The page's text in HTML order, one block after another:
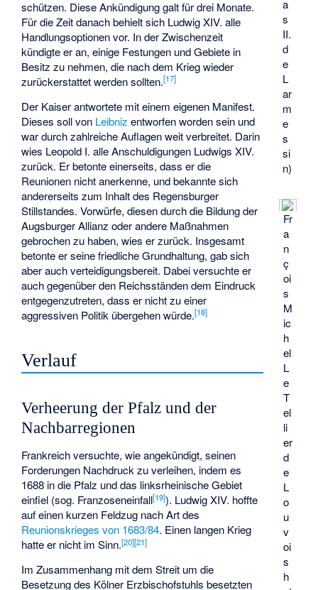
a
s
II.
d
e
L
ar
m
e
s
si
n)
Fr
a
n
ç
oi
s
M
ic
h
el
L
e
T
el
li
er
d
e
L
o
u
v
oi
s
h
schützen. Diese Ankündigung galt für drei Monate.
Für die Zeit danach behielt sich Ludwig XIV. alle
Handlungsoptionen vor. In der Zwischenzeit
kündigte er an, einige Festungen und Gebiete in
Besitz zu nehmen, die nach dem Krieg wieder
zurückerstattet werden sollten.[17]
Der Kaiser antwortete mit einem eigenen Manifest.
Dieses soll von Leibniz entworfen worden sein und
war durch zahlreiche Auflagen weit verbreitet. Darin
wies Leopold I. alle Anschuldigungen Ludwigs XIV.
zurück. Er betonte einerseits, dass er die
Reunionen nicht anerkenne, und bekannte sich
andererseits zum Inhalt des Regensburger
Stillstandes. Vorwürfe, diesen durch die Bildung der
Augsburger Allianz oder andere Maßnahmen
gebrochen zu haben, wies er zurück. Insgesamt
betonte er seine friedliche Grundhaltung, gab sich
aber auch verteidigungsbereit. Dabei versuchte er
auch gegenüber den Reichsständen dem Eindruck
entgegenzutreten, dass er nicht zu einer
aggressiven Politik übergehen würde.[18]
Verlauf
Verheerung der Pfalz und der
Nachbarregionen
Frankreich versuchte, wie angekündigt, seinen
Forderungen Nachdruck zu verleihen, indem es
1688 in die Pfalz und das linksrheinische Gebiet
einfiel (sog. Franzoseneinfall[19]). Ludwig XIV. hoffte
auf einen kurzen Feldzug nach Art des
Reunionskrieges von 1683/84. Einen langen Krieg
hatte er nicht im Sinn.[20][21]
Im Zusammenhang mit dem Streit um die
Besetzung des Kölner Erzbischofstuhls besetzten